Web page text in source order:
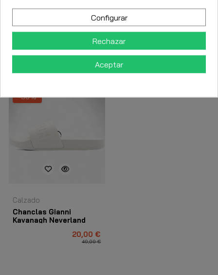
Los clientes que adquirieron este producto también
-50%
Calzado
Chanclas Gianni
Kavanagh Neverland
20,00 €
40,00 €
Configurar
Rechazar
Aceptar